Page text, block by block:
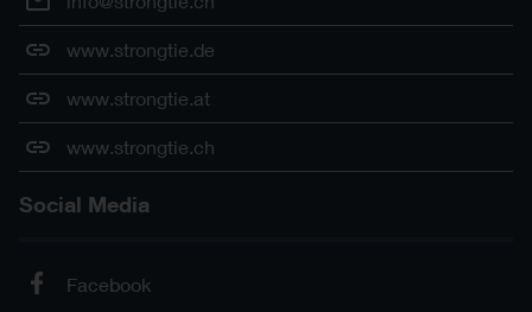
c-ppc29-35bz-2do-cad-mult-
prod.pdf
www.strongtie.de
www.strongtie.at
www.strongtie.ch
Social Media
Facebook